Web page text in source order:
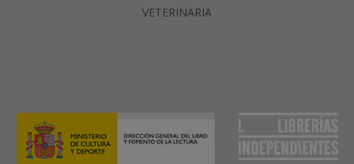
VETERINARIA